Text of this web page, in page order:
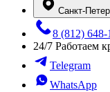
Санкт-
8 (812) 648-
24/7 Работаем
Telegram
WhatsApp